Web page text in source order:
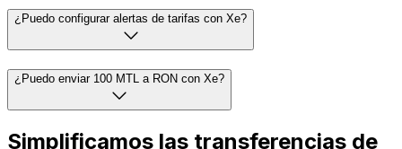
¿Puedo configurar alertas de tarifas con Xe?
¿Puedo enviar 100 MTL a RON con Xe?
Simplificamos las transferencias de